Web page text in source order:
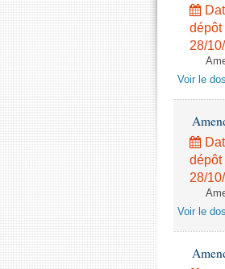
dépôt
28/
Voir le
dépôt
28/
Voir le